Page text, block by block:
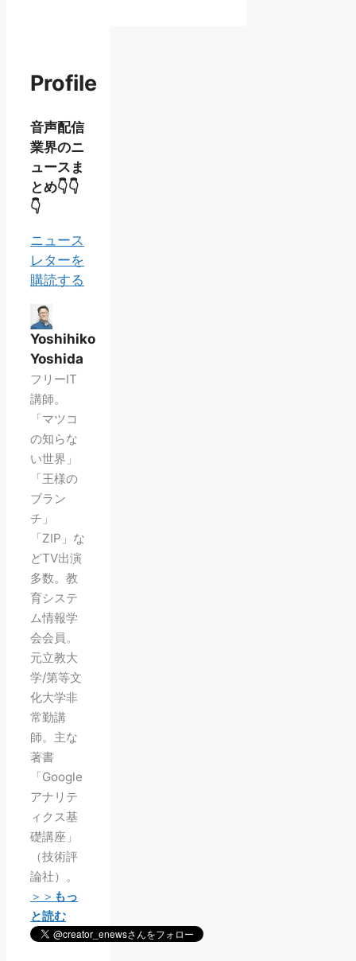
Profile
音声配信
業界のニ
ュースま
とめ👇👇
👇
ニュース
レターを
購読する
Yoshihiko
Yoshida
フリーIT
講師。
「マツコ
の知らな
い世界」
「王様の
ブラン
チ」
「ZIP」な
どTV出演
多数。教
育システ
ム情報学
会会員。
元立教大
学/第等文
化大学非
常勤講
師。主な
著書
「Google
アナリテ
ィクス基
礎講座」
（技術評
論社）。
＞＞ もっ
と読む